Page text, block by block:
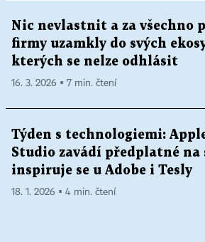
Nic nevlastnit a za všechno
firmy uzamkly do svých
kterých se nelze odhlásit
16. 3. 2026 ▪ 7 min. čtení
Týden s technologiemi:
Studio zavádí předplatné na
inspiruje se u Adobe i Tesly
18. 1. 2026 ▪ 4 min. čtení